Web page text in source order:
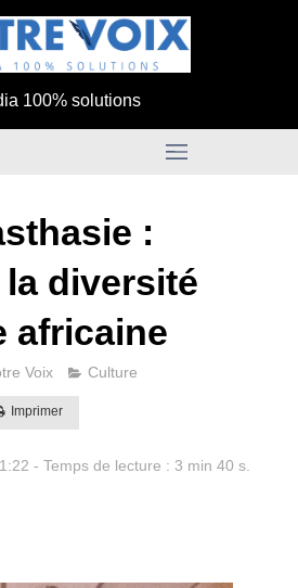
100% solutions
:
diversité
africaine
Voix Culture
Imprimer
- Temps de lecture : 3 min 40 s.